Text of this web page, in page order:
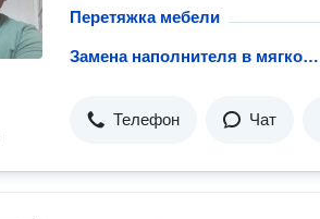
Перетяжка мебели
Замена наполнителя в мягкой мебели
Телефон Чат